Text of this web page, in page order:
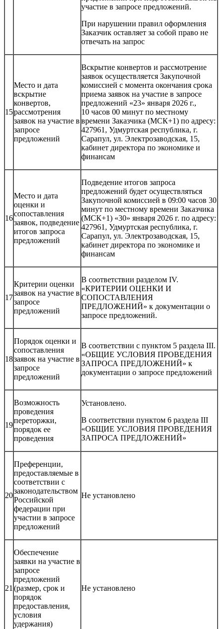
участие в запросе предложений.
При нарушении правил оформления
Заказчик оставляет за собой право не
отвечать на запрос
15
Место и дата
вскрытие
конвертов,
рассмотрения
заявок на участие в
запросе
предложений
Вскрытие конвертов и рассмотрение
заявок осуществляется Закупочной
комиссией с момента окончания срока
приема заявок на участие в запросе
предложений «23» января 2026 г.,
10 часов 00 минут по местному
времени Заказчика (МСК+1) по адресу:
427961, Удмуртская республика, г.
Сарапул, ул. Электрозаводская, 15,
кабинет директора по экономике и
финансам
16
Место и дата
оценки и
сопоставления
заявок, подведение
итогов запроса
предложений
Подведение итогов запроса
предложений будет осуществляться
Закупочной комиссией в 09:00 часов 30
минут по местному времени Заказчика
(МСК+1) «30» января 2026 г. по адресу:
427961, Удмуртская республика, г.
Сарапул, ул. Электрозаводская, 15,
кабинет директора по экономике и
финансам
17
Критерии оценки
заявок на участие в
запросе
предложений
В соответствии разделом IV.
«КРИТЕРИИ ОЦЕНКИ И
СОПОСТАВЛЕНИЯ
ПРЕДЛОЖЕНИЙ» к документации о
запросе предложений.
18
Порядок оценки и
сопоставления
заявок на участие в
запросе
предложений
В соответствии с пунктом 5 раздела III.
«ОБЩИЕ УСЛОВИЯ ПРОВЕДЕНИЯ
ЗАПРОСА ПРЕДЛОЖЕНИЙ» к
документации о запросе предложений
19
Возможность
проведения
переторжки,
порядок ее
проведения
Установлено.
В соответствии пунктом 6 раздела III
«ОБЩИЕ УСЛОВИЯ ПРОВЕДЕНИЯ
ЗАПРОСА ПРЕДЛОЖЕНИЙ»
20
Преференции,
предоставляемые в
соответствии с
законодательством
Российской
федерации при
участии в запросе
предложений
Не установлено
21
Обеспечение
заявки на участие в
запросе
предложений
(размер, срок и
порядок
предоставления,
условия
удержания)
Не установлено